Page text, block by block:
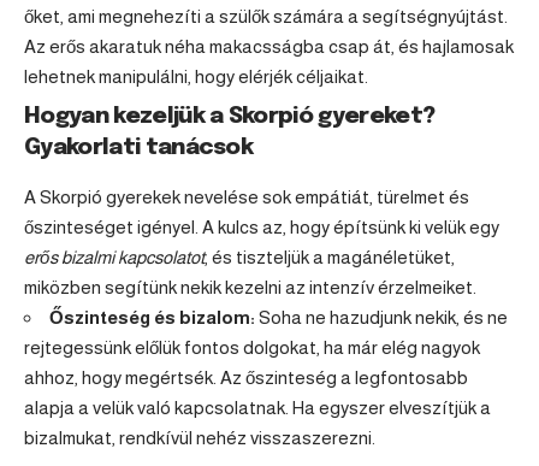
őket, ami megnehezíti a szülők számára a segítségnyújtást.
Az erős akaratuk néha makacsságba csap át, és hajlamosak
lehetnek manipulálni, hogy elérjék céljaikat.
Hogyan kezeljük a Skorpió gyereket?
Gyakorlati tanácsok
A Skorpió gyerekek nevelése sok empátiát, türelmet és
őszinteséget igényel. A kulcs az, hogy építsünk ki velük egy
erős bizalmi kapcsolatot, és tiszteljük a magánéletüket,
miközben segítünk nekik kezelni az intenzív érzelmeiket.
Őszinteség és bizalom: Soha ne hazudjunk nekik, és ne
rejtegessünk előlük fontos dolgokat, ha már elég nagyok
ahhoz, hogy megértsék. Az őszinteség a legfontosabb
alapja a velük való kapcsolatnak. Ha egyszer elveszítjük a
bizalmukat, rendkívül nehéz visszaszerezni.